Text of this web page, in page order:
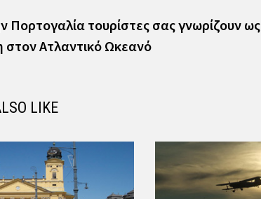
Πορτογαλία τουρίστες σας γνωρίζουν ως
στον Ατλαντικό Ωκεανό
LIKE